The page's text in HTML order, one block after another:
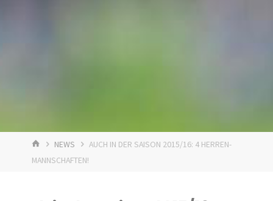
STARTNEWS
AUCH IN DER SAISON 2015/16: 4 HERREN-
MANNSCHAFTEN!